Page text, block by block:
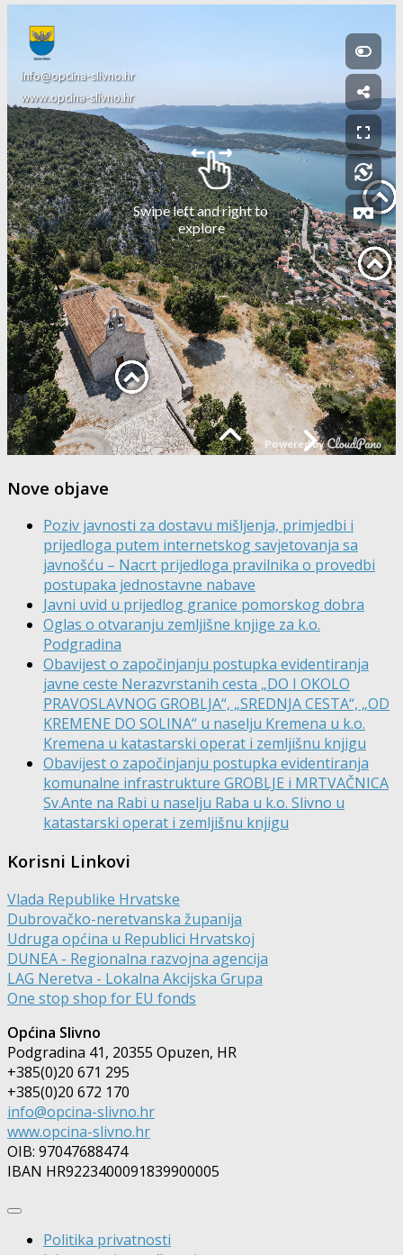
Nove objave
Poziv javnosti za dostavu mišljenja, primjedbi i
prijedloga putem internetskog savjetovanja sa
javnošću – Nacrt prijedloga pravilnika o provedbi
postupaka jednostavne nabave
Javni uvid u prijedlog granice pomorskog dobra
Oglas o otvaranju zemljišne knjige za k.o.
Podgradina
Obavijest o započinjanju postupka evidentiranja
javne ceste Nerazvrstanih cesta „DO I OKOLO
PRAVOSLAVNOG GROBLJA“, „SREDNJA CESTA“, „OD
KREMENE DO SOLINA“ u naselju Kremena u k.o.
Kremena u katastarski operat i zemljišnu knjigu
Obavijest o započinjanju postupka evidentiranja
komunalne infrastrukture GROBLJE i MRTVAČNICA
Sv.Ante na Rabi u naselju Raba u k.o. Slivno u
katastarski operat i zemljišnu knjigu
Korisni Linkovi
Vlada Republike Hrvatske
Dubrovačko-neretvanska županija
Udruga općina u Republici Hrvatskoj
DUNEA - Regionalna razvojna agencija
LAG Neretva - Lokalna Akcijska Grupa
One stop shop for EU fonds
Općina Slivno
Podgradina 41, 20355 Opuzen, HR
+385(0)20 671 295
+385(0)20 672 170
info@opcina-slivno.hr
www.opcina-slivno.hr
OIB: 97047688474
IBAN HR9223400091839900005
Politika privatnosti